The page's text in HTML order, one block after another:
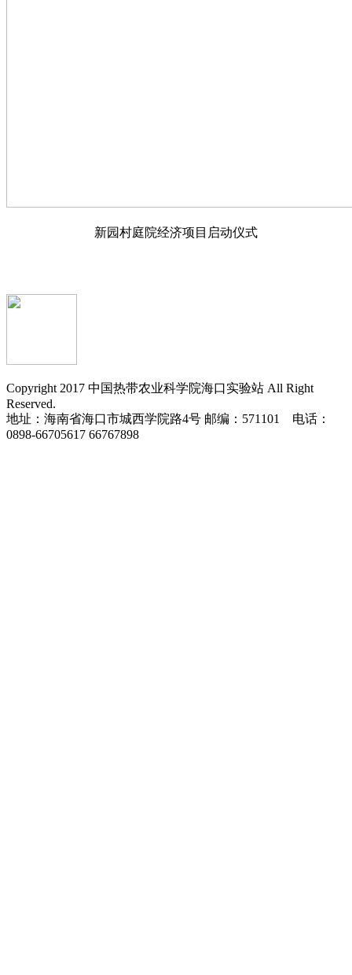
新园村庭院经济项目启动仪式
Copyright 2017 中国热带农业科学院海口实验站 All Right
Reserved.
地址：海南省海口市城西学院路4号 邮编：571101 电话：
0898-66705617 66767898